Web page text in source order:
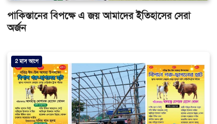
পাকিস্তানের বিপক্ষে এ জয় আমাদের ইতিহাসের সেরা
অর্জন
2 মাস আগে